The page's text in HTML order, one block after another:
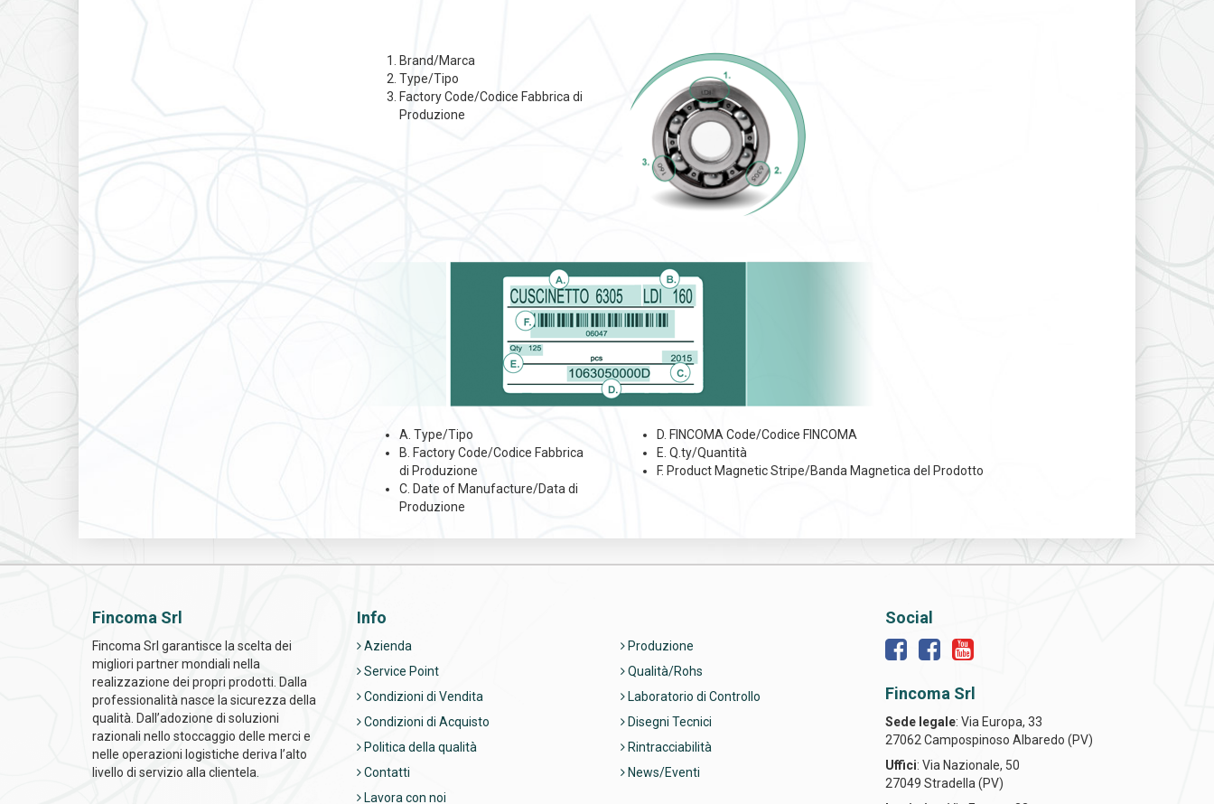
Brand/Marca
Type/Tipo
Factory Code/Codice Fabbrica di
Produzione
A. Type/Tipo
B. Factory Code/Codice Fabbrica
di Produzione
C. Date of Manufacture/Data di
Produzione
D. FINCOMA Code/Codice FINCOMA
E. Q.ty/Quantità
F. Product Magnetic Stripe/Banda Magnetica del Prodotto
Fincoma Srl
Fincoma Srl garantisce la scelta dei
migliori partner mondiali nella
realizzazione dei propri prodotti. Dalla
professionalità nasce la sicurezza della
qualità. Dall’adozione di soluzioni
razionali nello stoccaggio delle merci e
nelle operazioni logistiche deriva l’alto
livello di servizio alla clientela.
Info
Azienda
Service Point
Condizioni di Vendita
Condizioni di Acquisto
Politica della qualità
Contatti
Lavora con noi
Produzione
Qualità/Rohs
Laboratorio di Controllo
Disegni Tecnici
Rintracciabilità
News/Eventi
Social
Fincoma Srl
Sede legale: Via Europa, 33
27062 Campospinoso Albaredo (PV)
Uffici: Via Nazionale, 50
27049 Stradella (PV)